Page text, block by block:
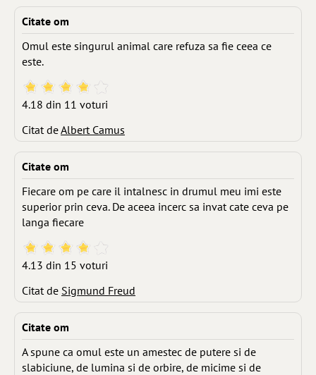
Citate om
Omul este singurul animal care refuza sa fie ceea ce
este.
4.18 din 11 voturi
Citat deAlbert Camus
Citate om
Fiecare om pe care il intalnesc in drumul meu imi este
superior prin ceva. De aceea incerc sa invat cate ceva pe
langa fiecare
4.13 din 15 voturi
Citat de Sigmund Freud
Citate om
A spune ca omul este un amestec de putere si de
slabiciune, de lumina si de orbire, de micime si de